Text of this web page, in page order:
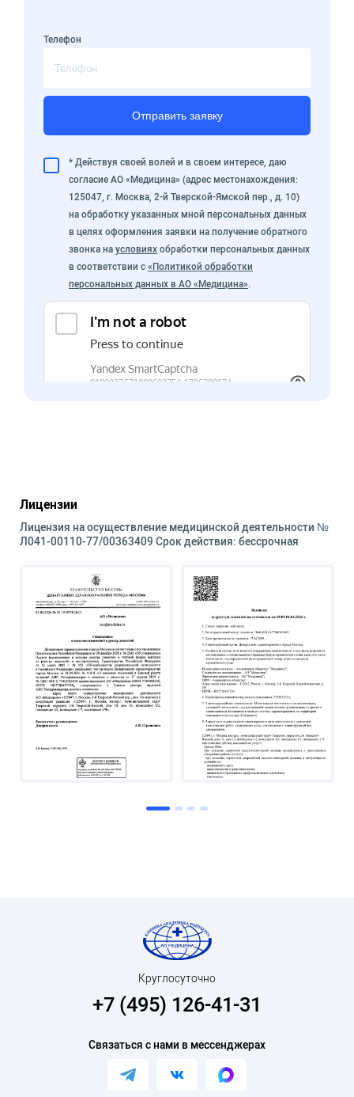
Телефон
Отправить заявку
* Действуя своей волей и в своем интересе, даю
согласие АО «Медицина» (адрес местонахождения:
125047, г. Москва, 2-й Тверской-Ямской пер., д. 10)
на обработку указанных мной персональных данных
в целях оформления заявки на получение обратного
звонка на условиях обработки персональных данных
в соответствии с «Политикой обработки
персональных данных в АО «Медицина».
Лицензии
Лицензия на осуществление медицинской деятельности №
Л041-00110-77/00363409 Срок действия: бессрочная
Круглосуточно
+7 (495) 126-41-31
Связаться с нами в мессенджерах